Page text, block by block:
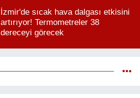
İzmir'de sıcak hava dalgası etkisini
artırıyor! Termometreler 38
dereceyi görecek